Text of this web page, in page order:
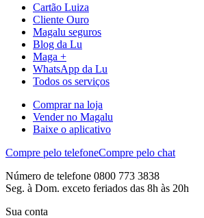
Cartão Luiza
Cliente Ouro
Magalu seguros
Blog da Lu
Maga +
WhatsApp da Lu
Todos os serviços
Comprar na loja
Vender no Magalu
Baixe o aplicativo
Compre pelo telefoneCompre pelo chat
Número de telefone 0800 773 3838
Seg. à Dom. exceto feriados das 8h às 20h
Sua conta